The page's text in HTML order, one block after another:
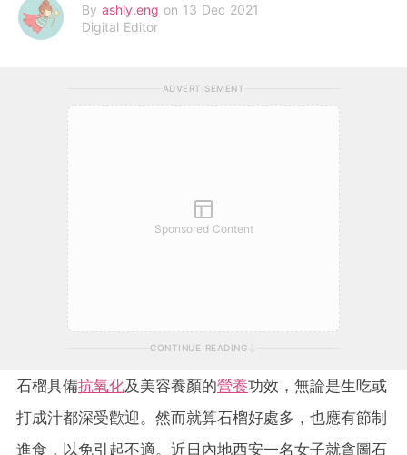
By ashly.eng on 13 Dec 2021
Digital Editor
ADVERTISEMENT
Sponsored Content
CONTINUE READING
石榴具備抗氧化及美容養顏的營養功效，無論是生吃或
打成汁都深受歡迎。然而就算石榴好處多，也應有節制
進食，以免引起不適。近日內地西安一名女子就貪圖石